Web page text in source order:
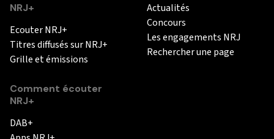
NRJ+
Ecouter NRJ+
Titres diffusés sur NRJ+
Grille et émissions
Comment écouter
NRJ+
DAB+
Actualités
Concours
Les engagements NRJ
Rechercher une page